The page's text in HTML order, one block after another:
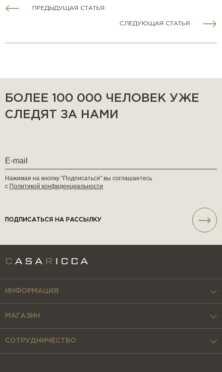
ПРЕДЫДУЩАЯ СТАТЬЯ
СЛЕДУЮЩАЯ СТАТЬЯ
БОЛЕЕ 100 000 ЧЕЛОВЕК УЖЕ
СЛЕДЯТ ЗА НАМИ
Нажимая на кнопку “Подписаться” вы соглашаетесь
с Политикой конфиденциальности
ПОДПИСАТЬСЯ НА РАССЫЛКУ
ИНФОРМАЦИЯ
МАГАЗИН
СОТРУДНИЧЕСТВО